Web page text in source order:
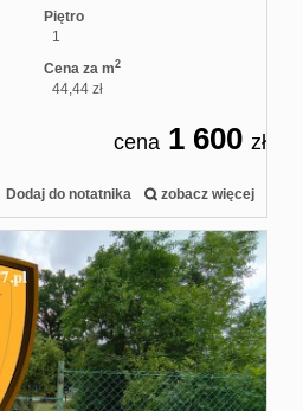
Piętro
1
Cena za m2
44,44 zł
cena 1 600 zł
Dodaj do notatnika zobacz więcej